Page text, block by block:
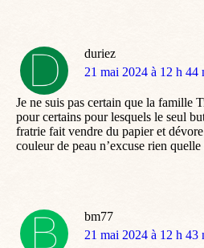
duriez
dit
21 mai 2024 à 12 h 44
Je ne suis pas certain que la famille
pour certains pour lesquels le seul
fratrie fait vendre du papier et
couleur de peau n’excuse rien
bm77
dit
21 mai 2024 à 12 h 43